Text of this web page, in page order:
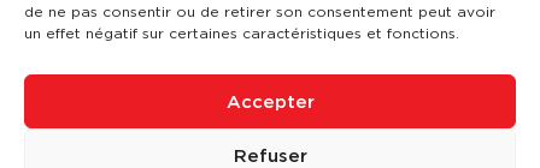
de ne pas consentir ou de retirer son consentement peut avoir
un effet négatif sur certaines caractéristiques et fonctions.
Accepter
Refuser